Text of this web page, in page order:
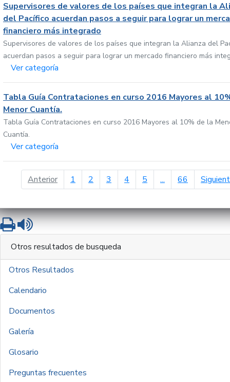
Supervisores de valores de los países que integran la
del Pacífico acuerdan pasos a seguir para lograr un
financiero más integrado
Supervisores de valores de los países que integran la Alianza del
acuerdan pasos a seguir para lograr un mercado financiero más
Ver categoría
Tabla Guía Contrataciones en curso 2016 Mayores al
Menor Cuantía.
Tabla Guía Contrataciones en curso 2016 Mayores al 10% de la
Cuantía.
Ver categoría
Anteriorpágina anterior
1 2 3 4 5 ... 66
ImprimirLeer contenido
Otros resultados de busqueda
Otros Resultados
Calendario
Documentos
Galería
Glosario
Preguntas frecuentes